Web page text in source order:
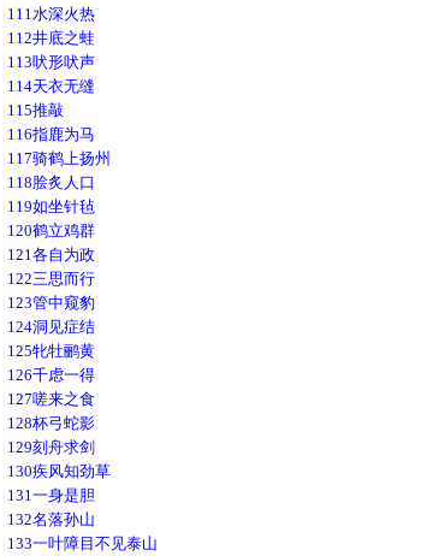
111水深火热
112井底之蛙
113吠形吠声
114天衣无缝
115推敲
116指鹿为马
117骑鹤上扬州
118脍炙人口
119如坐针毡
120鹤立鸡群
121各自为政
122三思而行
123管中窥豹
124洞见症结
125牝牡鹂黄
126千虑一得
127嗟来之食
128杯弓蛇影
129刻舟求剑
130疾风知劲草
131一身是胆
132名落孙山
133一叶障目不见泰山